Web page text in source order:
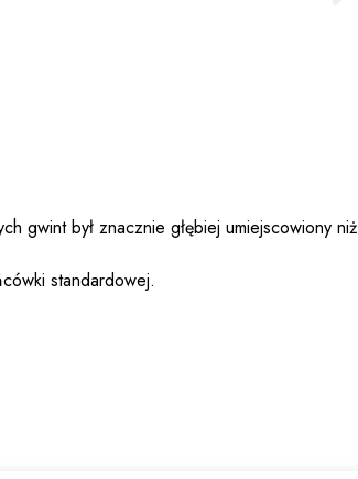
gwint był znacznie głębiej umiejscowiony niż
standardowej.